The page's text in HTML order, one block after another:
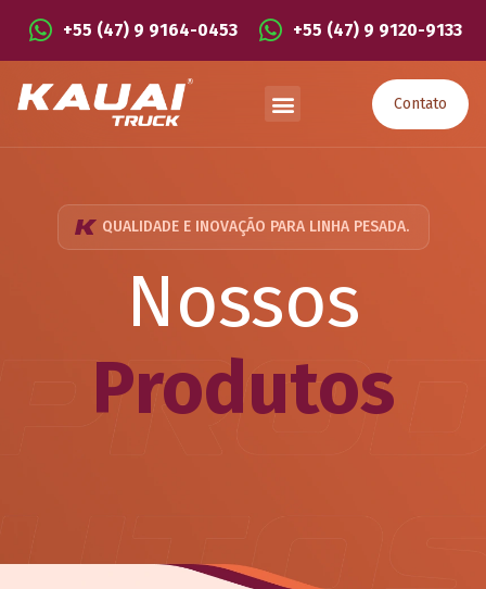
+55 (47) 9 9164-0453 +55 (47) 9 9120-9133
Contato
QUALIDADE E INOVAÇÃO PARA LINHA PESADA.
Nossos
Produtos